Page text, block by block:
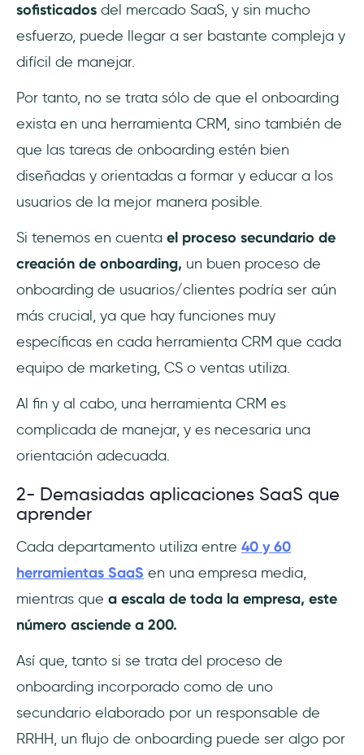
sofisticados del mercado SaaS, y sin mucho
esfuerzo, puede llegar a ser bastante compleja y
difícil de manejar.
Por tanto, no se trata sólo de que el onboarding
exista en una herramienta CRM, sino también de
que las tareas de onboarding estén bien
diseñadas y orientadas a formar y educar a los
usuarios de la mejor manera posible.
Si tenemos en cuenta el proceso secundario de
creación de onboarding, un buen proceso de
onboarding de usuarios/clientes podría ser aún
más crucial, ya que hay funciones muy
específicas en cada herramienta CRM que cada
equipo de marketing, CS o ventas utiliza.
Al fin y al cabo, una herramienta CRM es
complicada de manejar, y es necesaria una
orientación adecuada.
2- Demasiadas aplicaciones SaaS que
aprender
Cada departamento utiliza entre 40 y 60
herramientas SaaS en una empresa media,
mientras que a escala de toda la empresa, este
número asciende a 200.
Así que, tanto si se trata del proceso de
onboarding incorporado como de uno
secundario elaborado por un responsable de
RRHH, un flujo de onboarding puede ser algo por